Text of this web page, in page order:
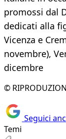
promossi dal
dedicati alla
Vicenza e
novembre),
dicembre
©
Seguici
Temi